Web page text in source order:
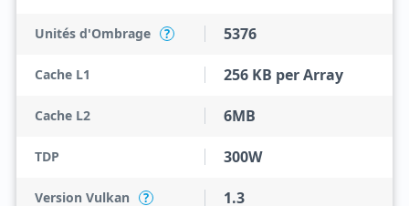
Unités d'Ombrage ? 5376
Cache L1 256 KB per Array
Cache L2 6MB
TDP 300W
Version Vulkan ? 1.3